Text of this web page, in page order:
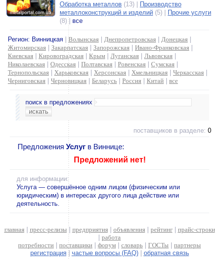
Обработка металлов (13) |
Производство
металлоконструкций и изделий (5) |
Прочие услуги
(8) | все
Регион: Винницкая Волынская Днепропетровская Донецкая
Житомирская
Закарпатская Запорожская Ивано-Франковская
Киевская
Кировоградская Крым Луганская Львовская
Николаевская
Одесская Полтавская Ровенская Сумская
Тернопольская
Харьковская Херсонская Хмельницкая Черкасская
Черниговская
Черновицкая Беларусь Россия Китай все
поиск в предложениях
поставщиков в разделе: 0
Предложения Услуг в Виннице:
Предложений нет!
для информации:
Услуга — совершённое одним лицом (физическим или
юридическим) в интересах другого лица действие или
деятельность.
главная| пресс-релизы | предприятия| объявления| рейтинг| прайс-строки
работа
потребности
поставщики форум словарь ГОСТы
партнеры
регистрация| частые вопросы (FAQ)| обратная связь